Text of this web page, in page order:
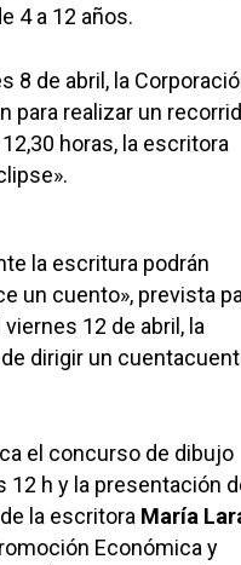
4 a 12 años.
8 de abril, la
para realizar un
horas, la escritora
la escritura podrán
un cuento», prevista
12 de abril, la
dirigir un
el concurso de dibujo
12 h y la presentación
la escritora María
Económica y